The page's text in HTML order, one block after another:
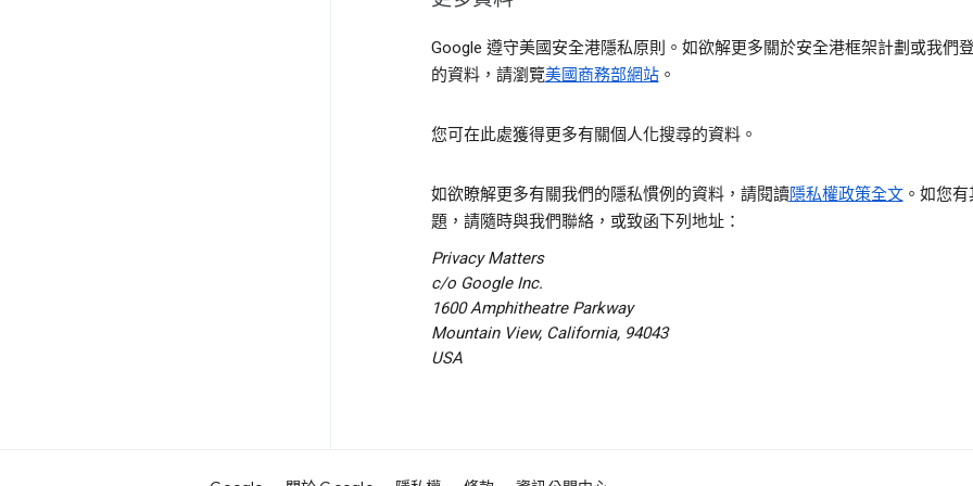
Google 遵守美國安全港隱私原則。如欲解更多關於安全港框架計劃或我們
的資料，請瀏覽美國商務部網站。
您可在此處獲得更多有關個人化搜尋的資料。
如欲瞭解更多有關我們的隱私慣例的資料，請閱讀隱私權政策全文。如您有
題，請隨時與我們聯絡，或致函下列地址：
Privacy Matters
c/o Google Inc.
1600 Amphitheatre Parkway
Mountain View, California, 94043
USA